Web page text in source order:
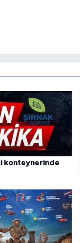
konteynerinde